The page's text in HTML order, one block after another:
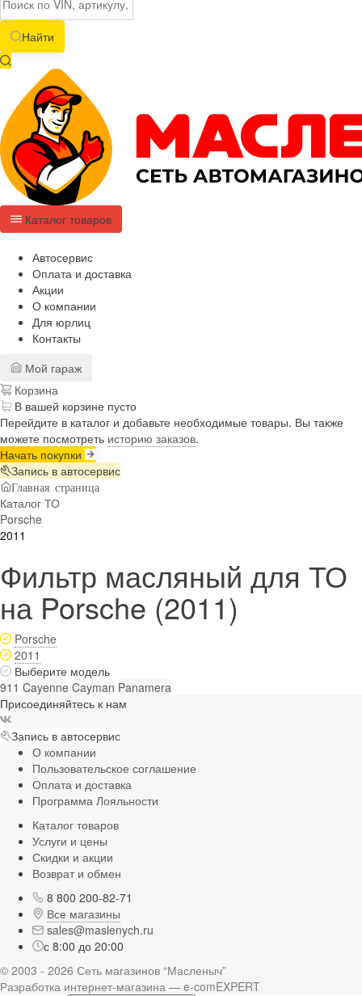
Найти
Каталог товаров
Автосервис
Оплата и доставка
Акции
О компании
Для юрлиц
Контакты
Мой гараж
Корзина
В вашей корзине пусто
Перейдите в каталог и добавьте необходимые товары. Вы также
можете посмотреть историю заказов.
Начать покупки
Запись в автосервис
Главная страница
Каталог ТО
Porsche
2011
Фильтр масляный для ТО
на Porsche (2011)
Porsche
2011
Выберите модель
911 Cayenne Cayman Panamera
Присоединяйтесь к нам
Запись в автосервис
О компании
Пользовательское соглашение
Оплата и доставка
Программа Лояльности
Каталог товаров
Услуги и цены
Скидки и акции
Возврат и обмен
8 800 200-82-71
Все магазины
sales@maslenych.ru
с 8:00 до 20:00
© 2003 - 2026 Сеть магазинов “Масленыч”
Разработка интернет-магазина — e-comEXPERT